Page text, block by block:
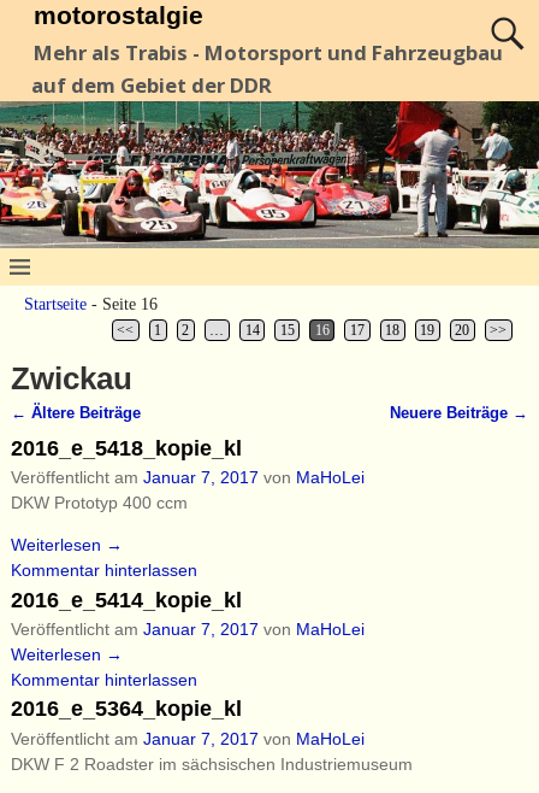
motorostalgie
Mehr als Trabis - Motorsport und Fahrzeugbau
auf dem Gebiet der DDR
Startseite - Seite 16
<< 1 2 … 14 15 16 17 18 19 20 >>
Zwickau
Artikelnavigation
← Ältere Beiträge Neuere Beiträge →
2016_e_5418_kopie_kl
Veröffentlicht am Januar 7, 2017 von MaHoLei
DKW Prototyp 400 ccm
Weiterlesen →
Kommentar hinterlassen
2016_e_5414_kopie_kl
Veröffentlicht am Januar 7, 2017 von MaHoLei
Weiterlesen →
Kommentar hinterlassen
2016_e_5364_kopie_kl
Veröffentlicht am Januar 7, 2017 von MaHoLei
DKW F 2 Roadster im sächsischen Industriemuseum